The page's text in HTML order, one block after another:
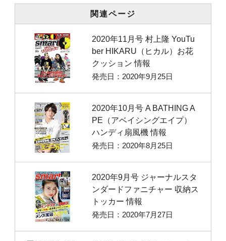
関連ページ
2020年11月号 村上隆 YouTu
ber HIKARU（ヒカル）お花
クッション 情報
発売日：2020年9月25日
2020年10月号 A BATHING A
PE（アベイシングエイプ）
ハンディ扇風機 情報
発売日：2020年8月25日
2020年9月号 ジャーナルスタ
ンダードファニチャー 収納ス
トッカー 情報
発売日：2020年7月27日